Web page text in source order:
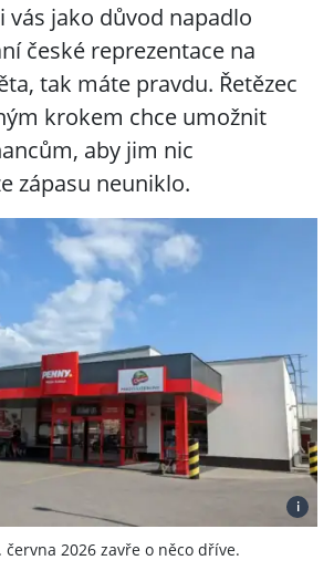
vás jako důvod napadlo
české reprezentace na
tak máte pravdu. Řetězec
krokem chce umožnit
aby jim nic
zápasu neuniklo.
i
června 2026 zavře o něco dříve.